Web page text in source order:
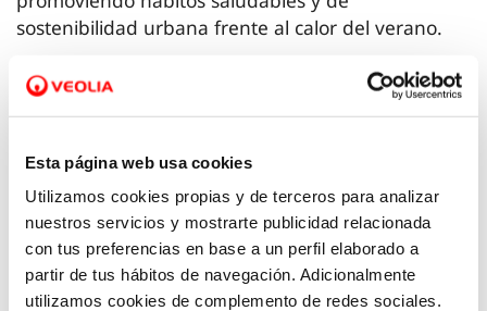
Esta página web usa cookies
Utilizamos cookies propias y de terceros para analizar
nuestros servicios y mostrarte publicidad relacionada
con tus preferencias en base a un perfil elaborado a
partir de tus hábitos de navegación. Adicionalmente
utilizamos cookies de complemento de redes sociales.
sostenibilidad urbana frente al calor del verano.
24 JUL 2019
El Ayuntamiento de Simancas y Aquona
apuestan por el uso eficiente del agua para
combatir la sequía